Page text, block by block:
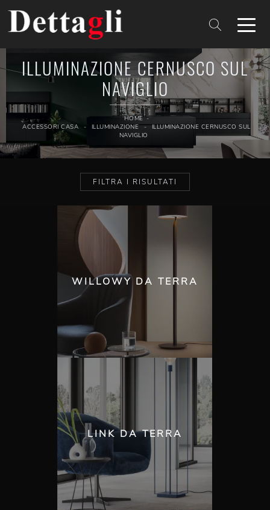
ILLUMINAZIONE CERNUSCO SUL
NAVIGLIO
HOME -
ACCESSORI CASA
- ILLUMINAZIONE - ILLUMINAZIONE CERNUSCO SUL
NAVIGLIO
FILTRA I RISULTATI
WILLOWY DA TERRA
LINK DA TERRA